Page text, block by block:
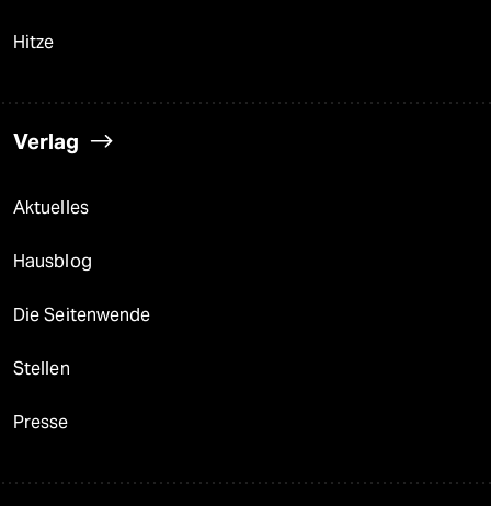
Hitze
Verlag
Aktuelles
Hausblog
Die Seitenwende
Stellen
Presse